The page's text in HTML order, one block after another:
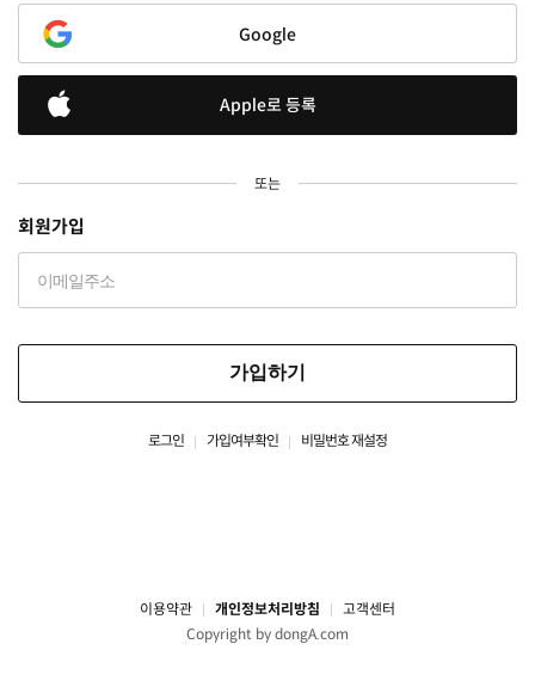
Google
Apple로 등록
또는
회원가입
가입하기
로그인 가입여부확인 비밀번호 재설정
이용약관 개인정보처리방침
고객센터
Copyright by dongA.com